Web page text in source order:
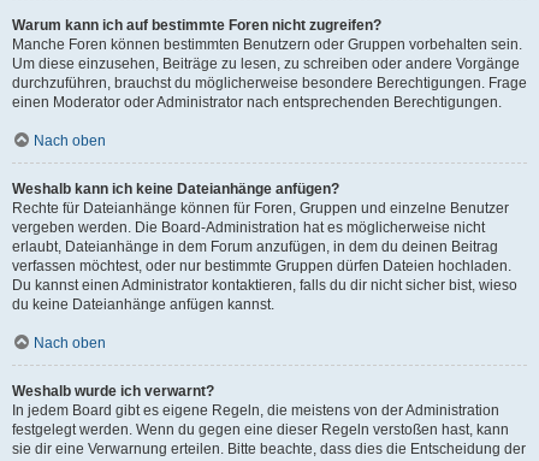
Warum kann ich auf bestimmte Foren nicht zugreifen?
Manche Foren können bestimmten Benutzern oder Gruppen vorbehalten sein.
Um diese einzusehen, Beiträge zu lesen, zu schreiben oder andere Vorgänge
durchzuführen, brauchst du möglicherweise besondere Berechtigungen. Frage
einen Moderator oder Administrator nach entsprechenden Berechtigungen.
Nach oben
Weshalb kann ich keine Dateianhänge anfügen?
Rechte für Dateianhänge können für Foren, Gruppen und einzelne Benutzer
vergeben werden. Die Board-Administration hat es möglicherweise nicht
erlaubt, Dateianhänge in dem Forum anzufügen, in dem du deinen Beitrag
verfassen möchtest, oder nur bestimmte Gruppen dürfen Dateien hochladen.
Du kannst einen Administrator kontaktieren, falls du dir nicht sicher bist, wieso
du keine Dateianhänge anfügen kannst.
Nach oben
Weshalb wurde ich verwarnt?
In jedem Board gibt es eigene Regeln, die meistens von der Administration
festgelegt werden. Wenn du gegen eine dieser Regeln verstoßen hast, kann
sie dir eine Verwarnung erteilen. Bitte beachte, dass dies die Entscheidung der